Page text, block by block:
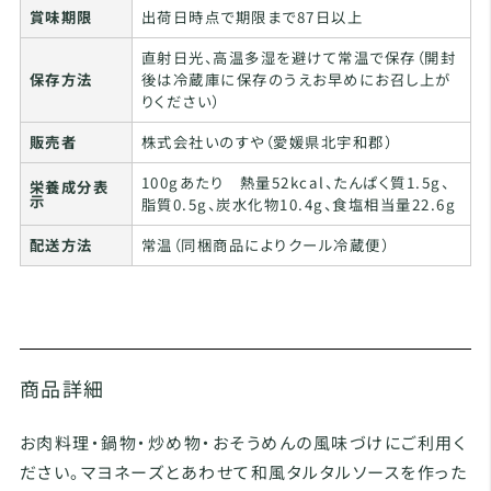
賞味期限 出荷日時点で期限まで87日以上
保存方法
直射日光、高温多湿を避けて常温で保存（開封
後は冷蔵庫に保存のうえお早めにお召し上が
りください）
販売者
株式会社いのすや（愛媛県北宇和郡）
栄養成分表
示
100gあたり 熱量52kcal、たんぱく質1.5g、
脂質0.5g、炭水化物10.4g、食塩相当量22.6g
配送方法
常温（同梱商品によりクール冷蔵便）
商品詳細
お肉料理・鍋物・炒め物・おそうめんの風味づけにご利用く
ださい。マヨネーズとあわせて和風タルタルソースを作った